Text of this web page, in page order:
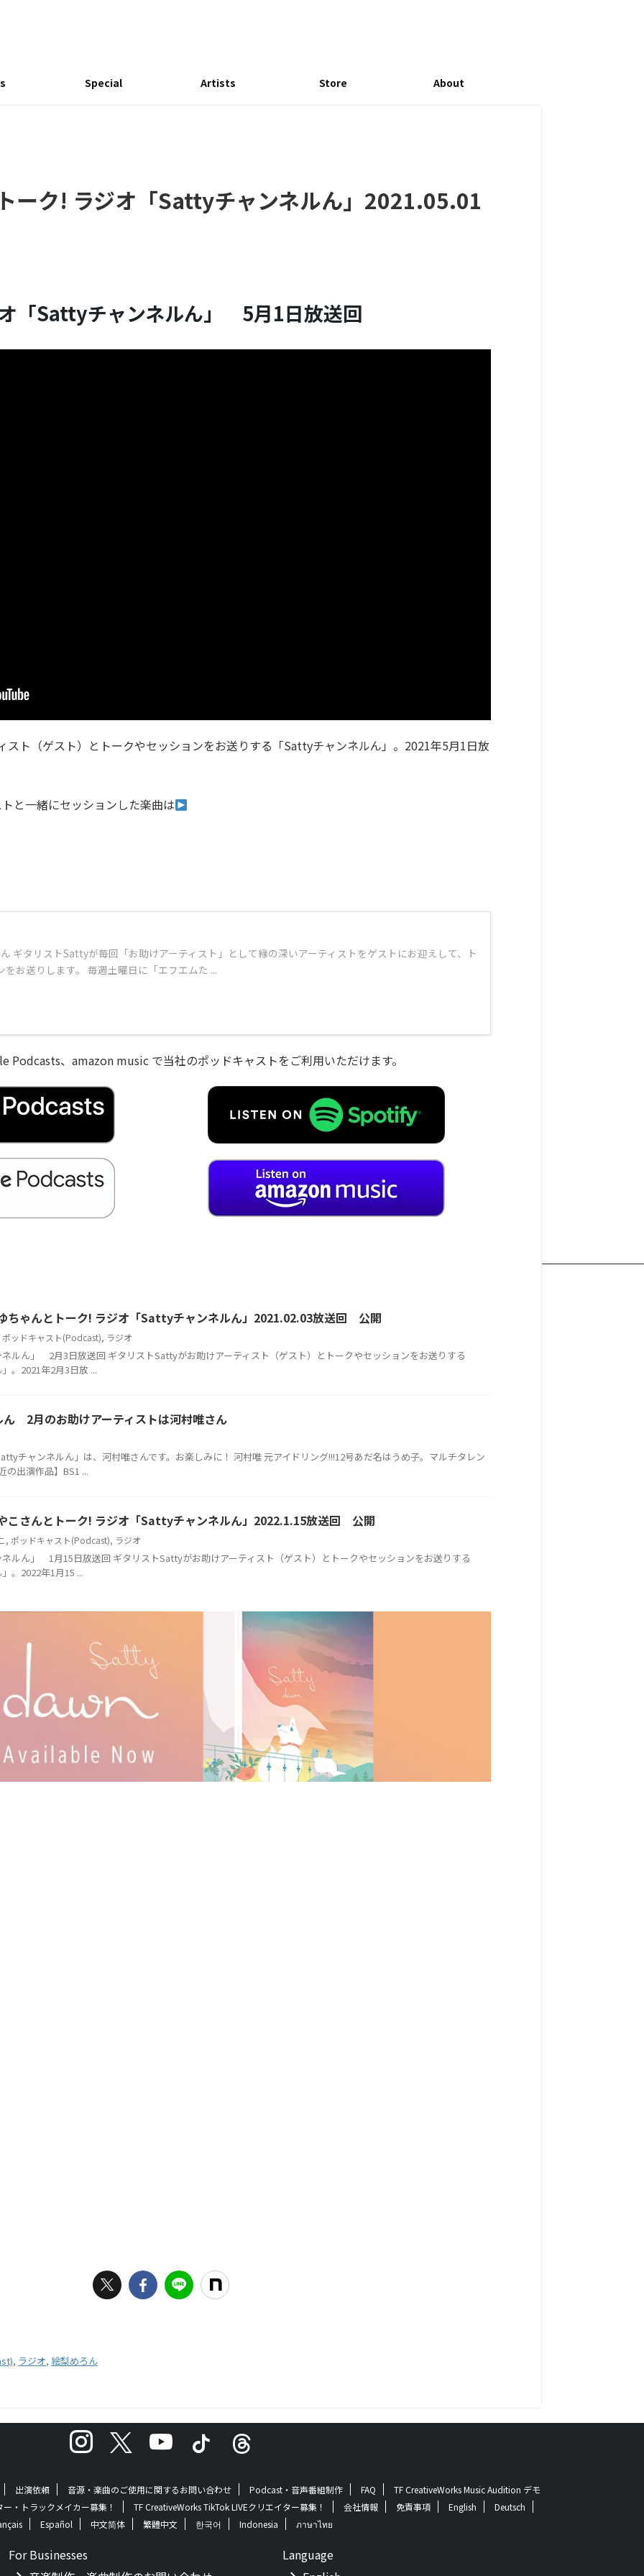
Special Artists Store About
ーク! ラジオ「Sattyチャンネルん」2021.05.01
「Sattyチャンネルん」 5月1日放送回
スト（ゲスト）とトークやセッションをお送りする「Sattyチャンネルん」。2021年5月1日放
と一緒にセッションした楽曲は
ギタリストSattyが毎回「お助けアーティスト」として縁の深いアーティストをゲストにお迎えして、ト
をお送りします。 毎週土曜日に「エフエムた ...
、amazon music で当社のポッドキャストをご利用いただけます。
ちゃんとトーク! ラジオ「Sattyチャンネルん」2021.02.03放送回 公開
ポッドキャスト(Podcast), ラジオ
ルん」 2月3日放送回 ギタリストSattyがお助けアーティスト（ゲスト）とトークやセッションをお送りする
。2021年2月3日放 ...
2月のお助けアーティストは河村唯さん
チャンネルん」は、河村唯さんです。お楽しみに！ 河村唯 元アイドリング!!!12号あだ名はうめ子。マルチタレン
の出演作品】BS1 ...
こさんとトーク! ラジオ「Sattyチャンネルん」2022.1.15放送回 公開
, ポッドキャスト(Podcast), ラジオ
ルん」 1月15日放送回 ギタリストSattyがお助けアーティスト（ゲスト）とトークやセッションをお送りする
。2022年1月15 ...
, ラジオ, 絵梨めろん
出演依頼 音源・楽曲のご使用に関するお問い合わせ Podcast・音声番組制作 FAQ
TF CreativeWorks Music Audition デモ
・トラックメイカー募集！
TF CreativeWorks TikTok LIVEクリエイター募集！ 会社情報 免責事項 English
Deutsch
Español 中文简体 繁體中文 한국어 Indonesia ภาษาไทย
For Businesses
Language